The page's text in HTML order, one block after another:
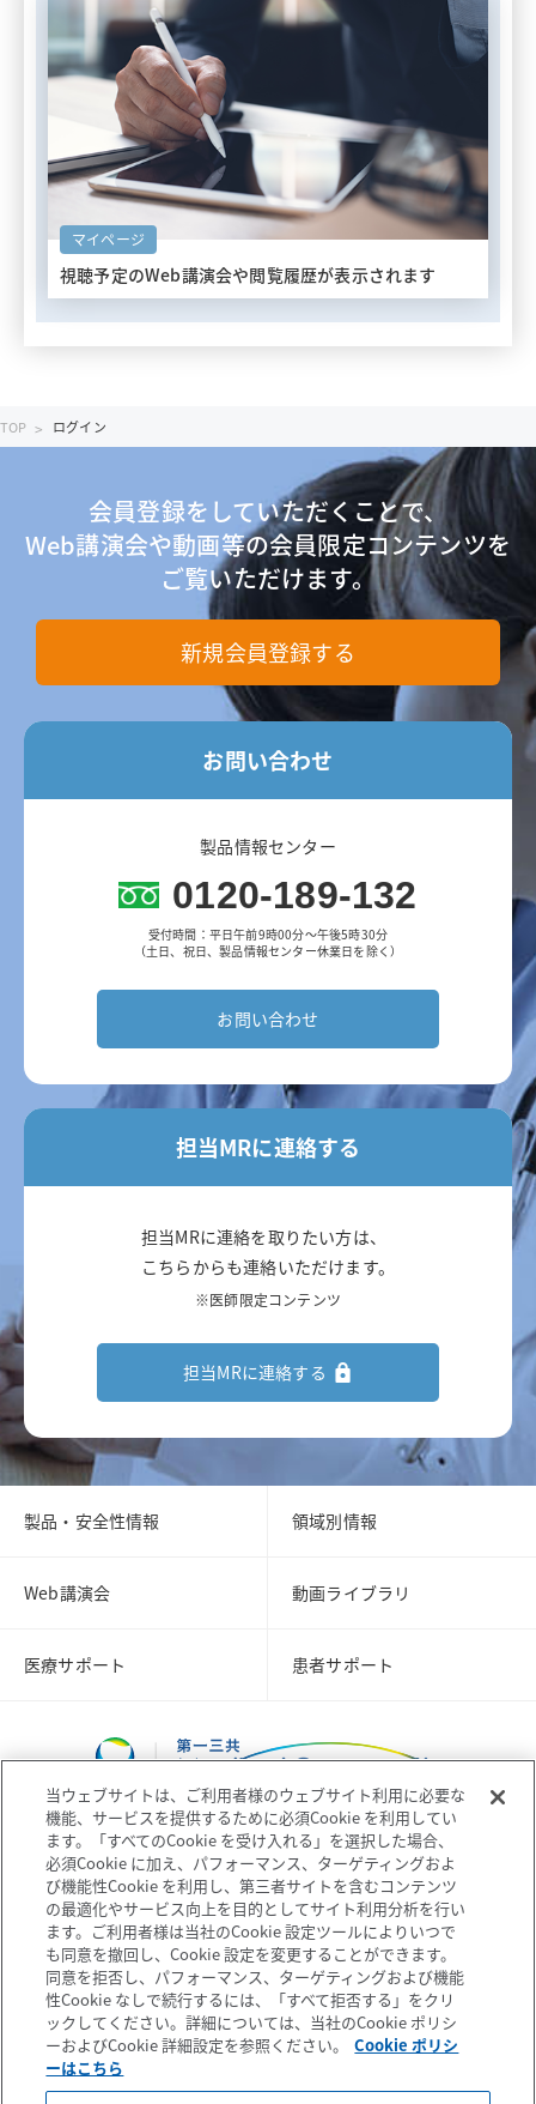
マイページ
視聴予定のWeb講演会や閲覧履歴が表示されます
TOP ログイン
会員登録をしていただくことで、
Web講演会や動画等の会員限定コンテンツを
ご覧いただけます。
新規会員登録する
お問い合わせ
製品情報センター
0120-189-132
受付時間：平日午前9時00分～午後5時30分
（土日、祝日、製品情報センター休業日を除く）
お問い合わせ
担当MRに連絡する
担当MRに連絡を取りたい方は、
こちらからも連絡いただけます。
※医師限定コンテンツ
担当MRに連絡する
製品・安全性情報 領域別情報
Web講演会 動画ライブラリ
医療サポート 患者サポート
コーポレートサイト 企業情報
個人情報の取扱いについて プライバシーポリシー
ソーシャルメディアポリシー ご利用条件
当ウェブサイトは、ご利用者様のウェブサイト利用に必要な
機能、サービスを提供するために必須Cookie を利用してい
ます。「すべてのCookie を受け入れる」を選択した場合、
必須Cookie に加え、パフォーマンス、ターゲティングおよ
び機能性Cookie を利用し、第三者サイトを含むコンテンツ
の最適化やサービス向上を目的としてサイト利用分析を行い
ます。ご利用者様は当社のCookie 設定ツールによりいつで
も同意を撤回し、Cookie 設定を変更することができます。
同意を拒否し、パフォーマンス、ターゲティングおよび機能
性Cookie なしで続行するには、「すべて拒否する」をクリ
ックしてください。詳細については、当社のCookie ポリシ
ーおよびCookie 詳細設定を参照ください。
Cookie ポリシ
ーはこちら